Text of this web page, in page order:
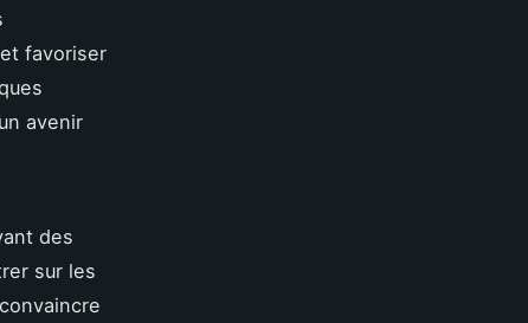
et favoriser
avenir
des
sur les